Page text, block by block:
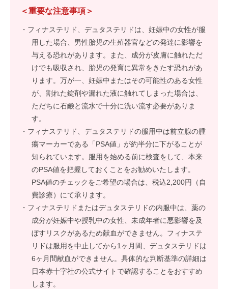
＜重要な注意事項＞
・フィナステリド、デュタステリドは、妊娠中の女性が服
用した場合、男性胎児の生殖器官などの発達に影響を
与える恐れがあります。また、成分が皮膚に触れただ
けでも吸収され、胎児の発育に異常をきたす恐れがあ
ります。万が一、妊娠中またはその可能性のある女性
が、割れた錠剤や漏れた液に触れてしまった場合は、
ただちに石鹸と流水で十分に洗い流す必要がありま
す。
・フィナステリド、デュタステリドの服用中は前立腺の腫
瘍マーカーである「PSA値」が約半分に下がることが
知られています。服用を始める前に検査をして、本来
のPSA値を把握しておくことをお勧めいたします。
PSA値のチェックをご希望の場合は、税込2,200円（自
費診療）にて承ります。
・フィナステリドまたはデュタステリドの内服中は、薬の
成分が妊娠中や授乳中の女性、未成年者に悪影響を及
ぼすリスクがあるため献血ができません。フィナステ
リドは服用を中止してから1ヶ月間、デュタステリドは
6ヶ月間献血ができません。具体的な判断基準の詳細は
日本赤十字社の公式サイトで確認することをおすすめ
します。